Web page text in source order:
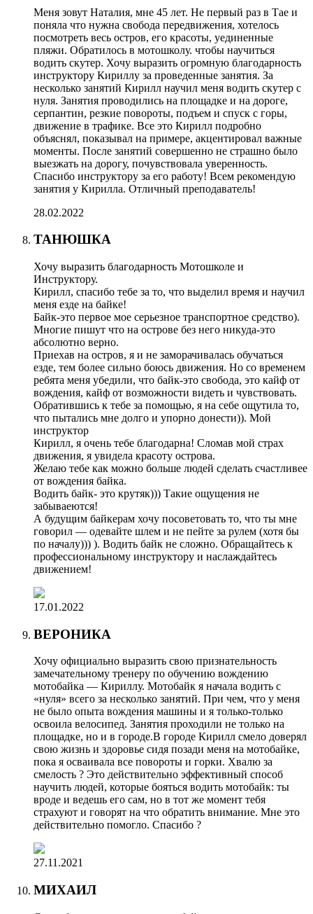
Меня зовут Наталия, мне 45 лет. Не первый раз в Тае и
поняла что нужна свобода передвижения, хотелось
посмотреть весь остров, его красоты, уединенные
пляжи. Обратилось в мотошколу. чтобы научиться
водить скутер. Хочу выразить огромную благодарность
инструктору Кириллу за проведенные занятия. За
несколько занятий Кирилл научил меня водить скутер с
нуля. Занятия проводились на площадке и на дороге,
серпантин, резкие повороты, подъем и спуск с горы,
движение в трафике. Все это Кирилл подробно
объяснял, показывал на примере, акцентировал важные
моменты. После занятий совершенно не страшно было
выезжать на дорогу, почувствовала уверенность.
Спасибо инструктору за его работу! Всем рекомендую
занятия у Кирилла. Отличный преподаватель!
28.02.2022
ТАНЮШКА
Хочу выразить благодарность Мотошколе и
Инструктору.
Кирилл, спасибо тебе за то, что выделил время и научил
меня езде на байке!
Байк-это первое мое серьезное транспортное средство).
Многие пишут что на острове без него никуда-это
абсолютно верно.
Приехав на остров, я и не заморачивалась обучаться
езде, тем более сильно боюсь движения. Но со временем
ребята меня убедили, что байк-это свобода, это кайф от
вождения, кайф от возможности видеть и чувствовать.
Обратившись к тебе за помощью, я на себе ощутила то,
что пытались мне долго и упорно донести)). Мой
инструктор
Кирилл, я очень тебе благодарна! Сломав мой страх
движения, я увидела красоту острова.
Желаю тебе как можно больше людей сделать счастливее
от вождения байка.
Водить байк- это крутяк))) Такие ощущения не
забываеются!
А будущим байкерам хочу посоветовать то, что ты мне
говорил — одевайте шлем и не пейте за рулем (хотя бы
по началу))) ). Водить байк не сложно. Обращайтесь к
профессиональному инструктору и наслаждайтесь
движением!
17.01.2022
ВЕРОНИКА
Хочу официально выразить свою признательность
замечательному тренеру по обучению вождению
мотобайка — Кириллу. Мотобайк я начала водить с
«нуля» всего за несколько занятий. При чем, что у меня
не было опыта вождения машины и я только-только
освоила велосипед. Занятия проходили не только на
площадке, но и в городе.В городе Кирилл смело доверял
свою жизнь и здоровье сидя позади меня на мотобайке,
пока я осваивала все повороты и горки. Хвалю за
смелость ? Это действительно эффективный способ
научить людей, которые бояться водить мотобайк: ты
вроде и ведешь его сам, но в тот же момент тебя
страхуют и говорят на что обратить внимание. Мне это
действительно помогло. Спасибо ?
27.11.2021
МИХАИЛ